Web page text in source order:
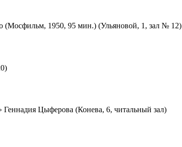
(Мосфильм, 1950, 95 мин.) (Ульяновой, 1, зал № 12)
Геннадия Цыферова (Конева, 6, читальный зал)